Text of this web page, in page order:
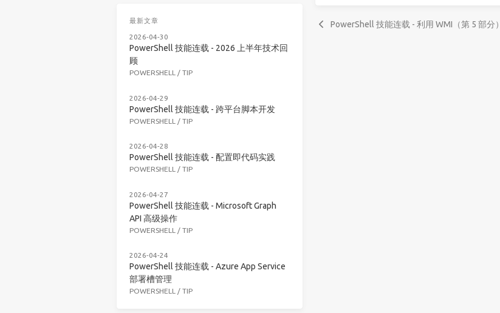
PowerShell 技能连载 - 利用 WMI（第 5 部分）
最新文章
2026-04-30
PowerShell 技能连载 - 2026 上半年技术回
顾
POWERSHELL / TIP
2026-04-29
PowerShell 技能连载 - 跨平台脚本开发
POWERSHELL / TIP
2026-04-28
PowerShell 技能连载 - 配置即代码实践
POWERSHELL / TIP
2026-04-27
PowerShell 技能连载 - Microsoft Graph
API 高级操作
POWERSHELL / TIP
2026-04-24
PowerShell 技能连载 - Azure App Service
部署槽管理
POWERSHELL / TIP